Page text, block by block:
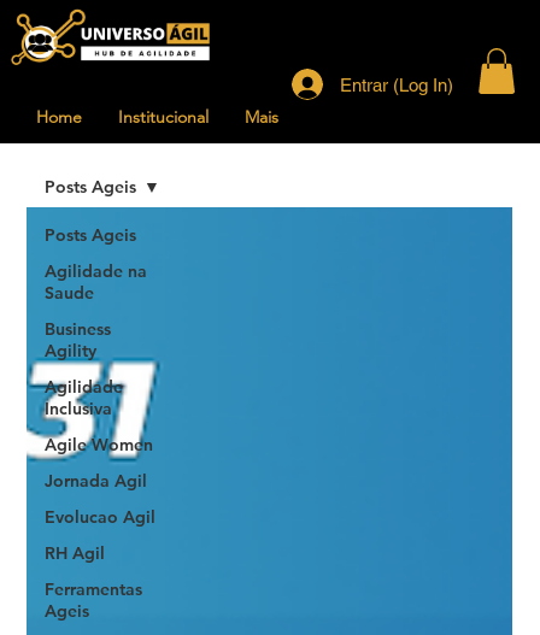
Home Institucional Mais
Entrar (Log In)
Posts Ageis
Agilidade na
Saude
Business
Agility
Agilidade
Inclusiva
Agile Women
Jornada Agil
Evolucao Agil
RH Agil
Ferramentas
Ageis
Posts Ageis